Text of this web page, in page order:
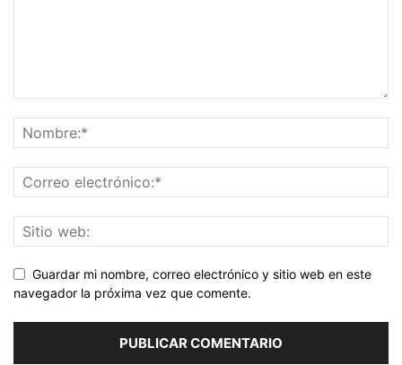
Guardar mi nombre, correo electrónico y sitio web en este
navegador la próxima vez que comente.